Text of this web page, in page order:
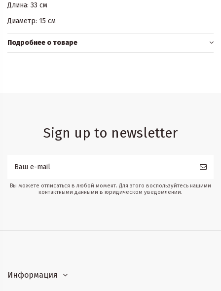
Длина: 33 см
Диаметр: 15 см
Подробнее о товаре
Sign up to newsletter
Вы можете отписаться в любой момент. Для этого воспользуйтесь нашими
контактными данными в юридическом уведомлении.
Информация